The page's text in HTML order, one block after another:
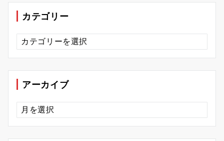
カテゴリー
カ
テ
ゴ
ー
アーカイブ
ア
ー
カ